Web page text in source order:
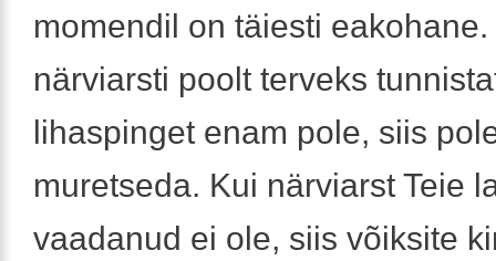
momendil on täiesti
närviarsti poolt terveks
lihaspinget enam pole, siis
muretseda. Kui närviarst Teie
vaadanud ei ole, siis võiksite